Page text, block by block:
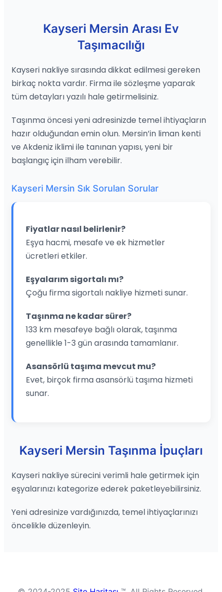
Kayseri Mersin Arası Ev
Taşımacılığı
Kayseri nakliye sırasında dikkat edilmesi gereken
birkaç nokta vardır. Firma ile sözleşme yaparak
tüm detayları yazılı hale getirmelisiniz.
Taşınma öncesi yeni adresinizde temel ihtiyaçların
hazır olduğundan emin olun. Mersin’in liman kenti
ve Akdeniz iklimi ile tanınan yapısı, yeni bir
başlangıç için ilham verebilir.
Kayseri Mersin Sık Sorulan Sorular
Fiyatlar nasıl belirlenir?
Eşya hacmi, mesafe ve ek hizmetler
ücretleri etkiler.
Eşyalarım sigortalı mı?
Çoğu firma sigortalı nakliye hizmeti sunar.
Taşınma ne kadar sürer?
133 km mesafeye bağlı olarak, taşınma
genellikle 1-3 gün arasında tamamlanır.
Asansörlü taşıma mevcut mu?
Evet, birçok firma asansörlü taşıma hizmeti
sunar.
Kayseri Mersin Taşınma İpuçları
Kayseri nakliye sürecini verimli hale getirmek için
eşyalarınızı kategorize ederek paketleyebilirsiniz.
Yeni adresinize vardığınızda, temel ihtiyaçlarınızı
öncelikle düzenleyin.